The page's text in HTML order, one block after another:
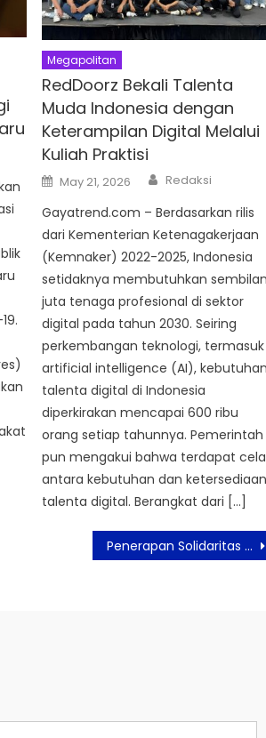
Megapolitan
RedDoorz Bekali Talenta
Muda Indonesia dengan
Keterampilan Digital Melalui
Kuliah Praktisi
Posted
on
May 21, 2026 Author
Redaksi
Gayatrend.com – Berdasarkan rilis
dari Kementerian Ketenagakerjaan
(Kemnaker) 2022-2025, Indonesia
setidaknya membutuhkan
juta tenaga profesional di sektor
digital pada tahun 2030. Seiring
perkembangan teknologi, termasuk
artificial intelligence (AI),
talenta digital di Indonesia
diperkirakan mencapai 600 ribu
orang setiap tahunnya. Pemerintah
pun mengakui bahwa terdapat
antara kebutuhan dan
talenta digital. Berangkat dari […]
Penerapan Solidaritas dan Persatuan dalam Keberagaman Sejak Dini